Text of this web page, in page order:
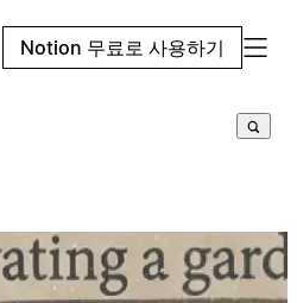
Notion 무료로 사용하기